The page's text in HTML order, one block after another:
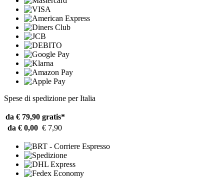
Spese di spedizione per Italia
da € 79,90 gratis*
da € 0,00 € 7,90